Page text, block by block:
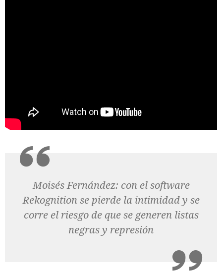
Moisés Fernández: con el software
Rekognition se pierde la intimidad y se
corre el riesgo de que se generen listas
negras y represión